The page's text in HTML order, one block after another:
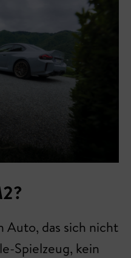
Auto, das sich nicht
Spielzeug, kein